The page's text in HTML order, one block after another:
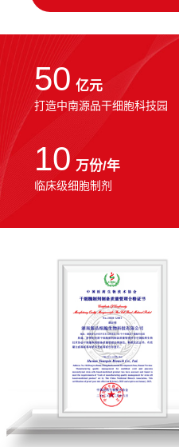
50 亿元
打造中南源品干细胞科技园
10 万份/年
临床级细胞制剂